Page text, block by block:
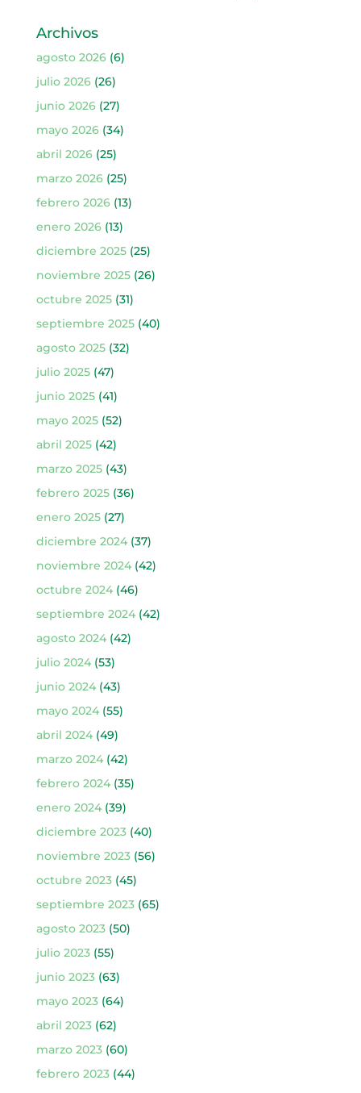
Archivos
agosto 2026(6)
julio 2026(26)
junio 2026(27)
mayo 2026(34)
abril 2026(25)
marzo 2026(25)
febrero 2026(13)
enero 2026(13)
diciembre 2025(25)
noviembre 2025(26)
octubre 2025(31)
septiembre 2025(40)
agosto 2025(32)
julio 2025(47)
junio 2025(41)
mayo 2025(52)
abril 2025(42)
marzo 2025(43)
febrero 2025(36)
enero 2025(27)
diciembre 2024(37)
noviembre 2024(42)
octubre 2024(46)
septiembre 2024(42)
agosto 2024(42)
julio 2024(53)
junio 2024(43)
mayo 2024(55)
abril 2024(49)
marzo 2024(42)
febrero 2024(35)
enero 2024(39)
diciembre 2023(40)
noviembre 2023(56)
octubre 2023(45)
septiembre 2023(65)
agosto 2023(50)
julio 2023(55)
junio 2023(63)
mayo 2023(64)
abril 2023(62)
marzo 2023(60)
febrero 2023(44)